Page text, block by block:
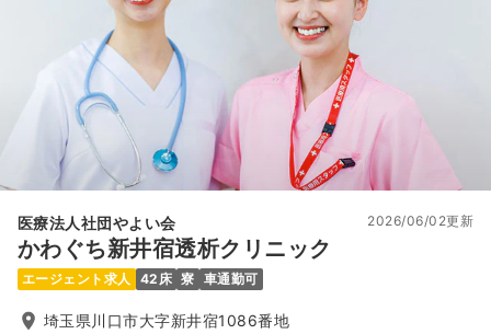
医療法人社団やよい会
かわぐち新井宿透析クリニック
2026/06/02更新
エージェント求人 42床 寮 車通勤可
埼玉県川口市大字新井宿1086番地